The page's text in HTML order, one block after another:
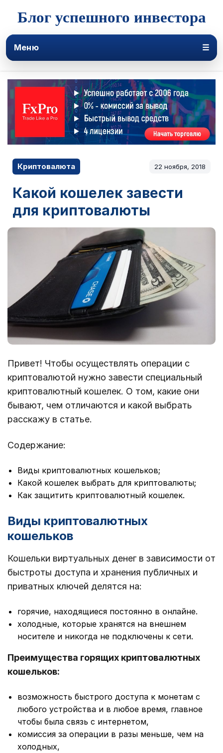
Блог успешного инвестора
Меню ☰
Криптовалюта 22 ноября, 2018
Какой кошелек завести
для криптовалюты
Привет! Чтобы осуществлять операции с
криптовалютой нужно завести специальный
криптовалютный кошелек. О том, какие они
бывают, чем отличаются и какой выбрать
расскажу в статье.
Содержание:
Виды криптовалютных кошельков;
Какой кошелек выбрать для криптовалюты;
Как защитить криптовалютный кошелек.
Виды криптовалютных
кошельков
Кошельки виртуальных денег в зависимости от
быстроты доступа и хранения публичных и
приватных ключей делятся на:
горячие, находящиеся постоянно в онлайне.
холодные, которые хранятся на внешнем
носителе и никогда не подключены к сети.
Преимущества горящих криптовалютных
кошельков:
возможность быстрого доступа к монетам с
любого устройства и в любое время, главное
чтобы была связь с интернетом,
комиссия за операции в разы меньше, чем на
холодных,